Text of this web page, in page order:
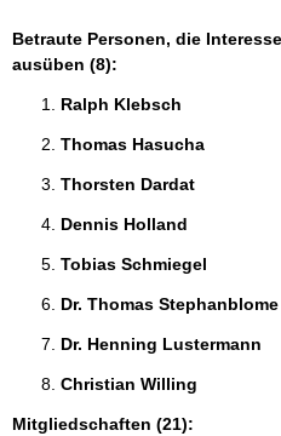
Betraute Personen, die
ausüben (8):
Ralph Klebsch
Thomas Hasucha
Thorsten Dardat
Dennis Holland
Tobias Schmiegel
Dr. Thomas Stephanblome
Dr. Henning Lustermann
Christian Willing
Mitgliedschaften (21):